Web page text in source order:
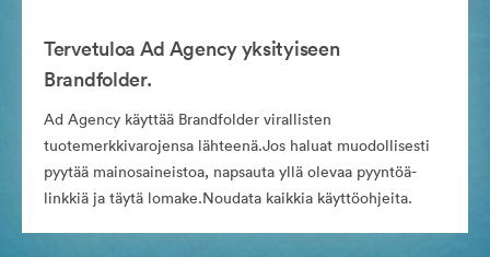
Tervetuloa Ad Agency yksityiseen
Brandfolder.
Ad Agency käyttää Brandfolder virallisten
tuotemerkkivarojensa lähteenä.Jos haluat muodollisesti
pyytää mainosaineistoa, napsauta yllä olevaa pyyntöä-
linkkiä ja täytä lomake.Noudata kaikkia käyttöohjeita.